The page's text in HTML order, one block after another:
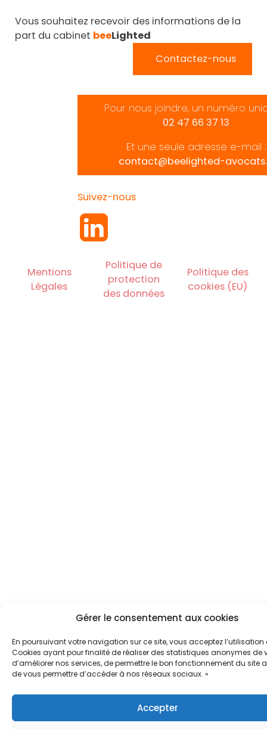
Gérer le consentement aux cookies
En poursuivant votre navigation sur ce site, vous acceptez l’utilisation
Cookies ayant pour finalité de réaliser des statistiques anonymes de
d’améliorer nos services, de permettre le bon fonctionnement du site
de vous permettre d’accéder à nos réseaux sociaux. »
Accepter
Vous souhaitez recevoir des informations de la
part du cabinet beeLighted
Contactez-nous
Pour nous joindre, un numéro
02 47 66 37 13
Et une seule adresse e-mail :
contact@beelighted-
Suivez-nous
Mentions
Légales
Politique de
protection
des données
Politique des
cookies (EU)